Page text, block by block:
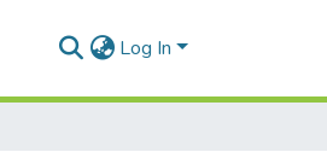
Log In